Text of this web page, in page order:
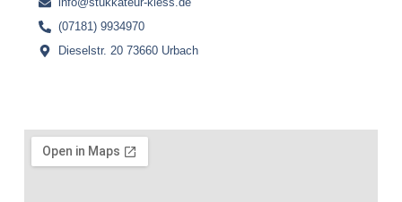
(07181) 9934970
Dieselstr. 20 73660 Urbach